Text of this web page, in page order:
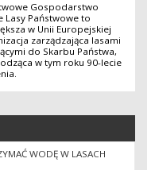
Gospodarstwo
Lasy Państwowe to
w Unii Europejskiej
zarządzająca lasami
do Skarbu Państwa,
w tym roku 90-lecie
WODĘ W LASACH